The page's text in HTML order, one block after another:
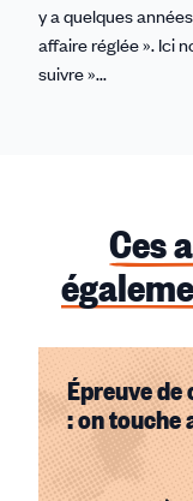
y a quelques
affaire réglée ». Ici
suivre »...
Ces
Épreuve de
: on touche